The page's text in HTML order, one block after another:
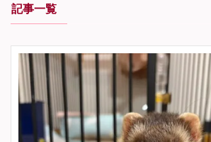
記事一覧